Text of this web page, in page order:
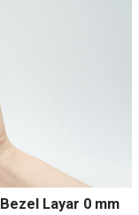
Layar 0 mm